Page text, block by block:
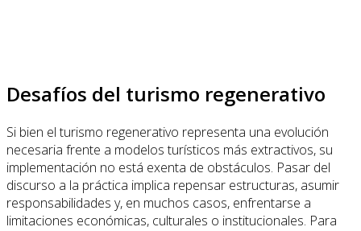
Desafíos del turismo regenerativo
Si bien el turismo regenerativo representa una evolución
necesaria frente a modelos turísticos más extractivos, su
implementación no está exenta de obstáculos. Pasar del
discurso a la práctica implica repensar estructuras, asumir
responsabilidades y, en muchos casos, enfrentarse a
limitaciones económicas, culturales o institucionales. Para